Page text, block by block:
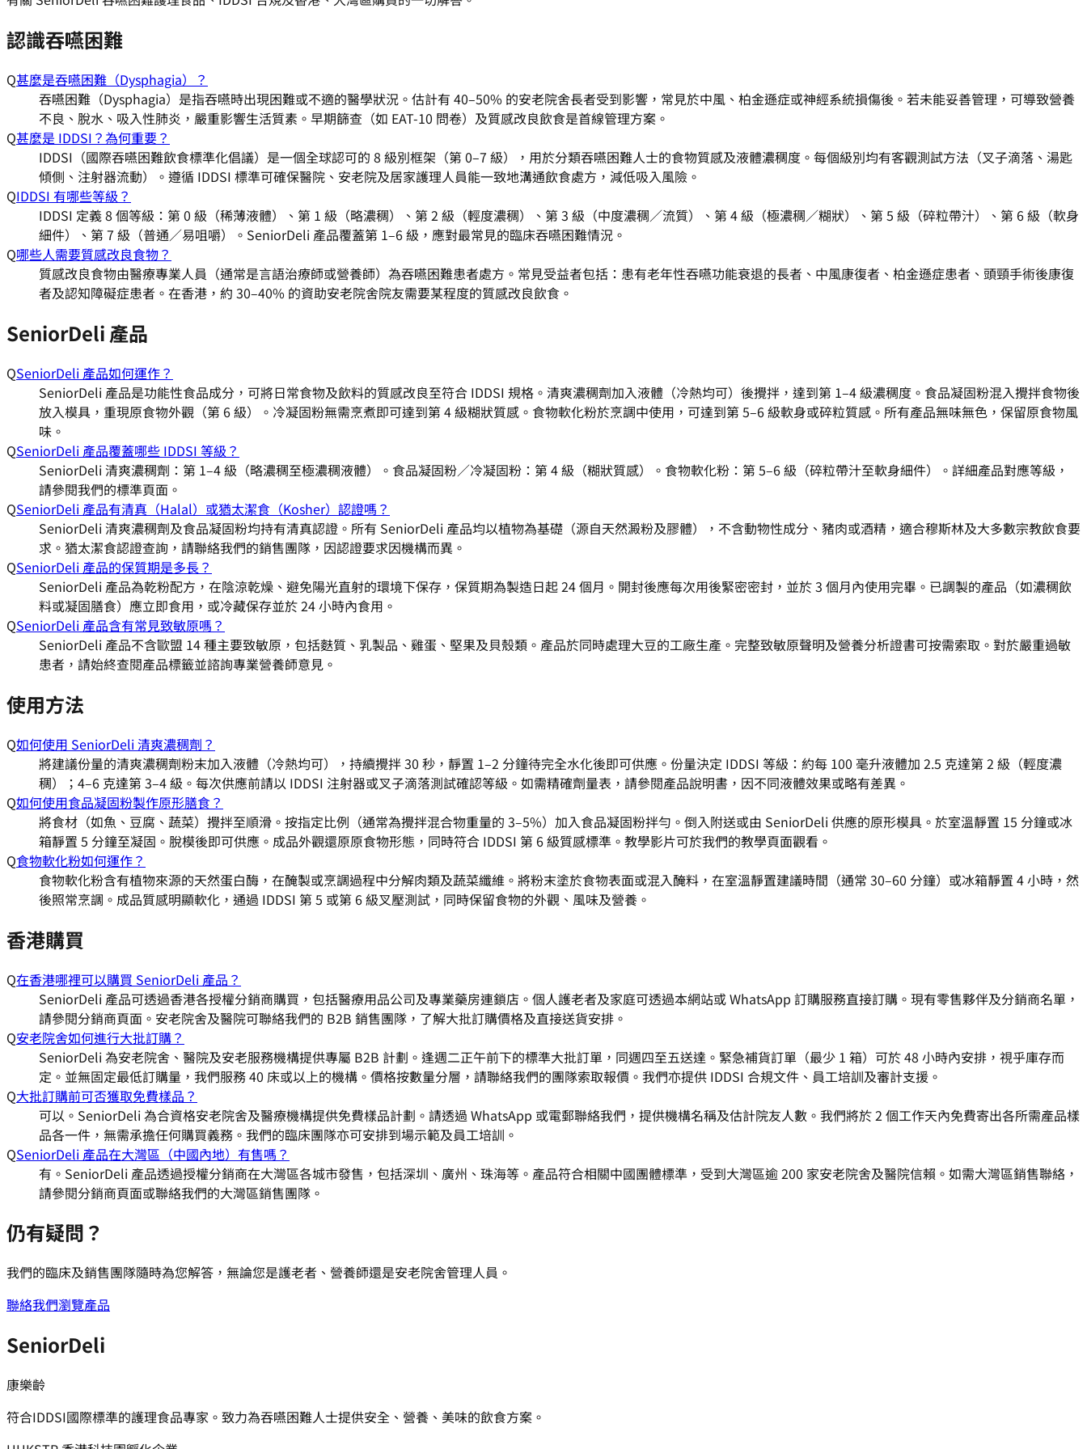
認識吞嚥困難
Q甚麼是吞嚥困難（Dysphagia）？
吞嚥困難（Dysphagia）是指吞嚥時出現困難或不適的醫學狀況。估計有 40–50% 的安老院舍長者受到影響，常見於中風、柏金遜症或神經系統損傷後。若未能妥善管理，可導致營養
不良、脫水、吸入性肺炎，嚴重影響生活質素。早期篩查（如 EAT-10 問卷）及質感改良飲食是首線管理方案。
Q甚麼是 IDDSI？為何重要？
IDDSI（國際吞嚥困難飲食標準化倡議）是一個全球認可的 8 級別框架（第 0–7 級），用於分類吞嚥困難人士的食物質感及液體濃稠度。每個級別均有客觀測試方法（叉子滴落、湯匙
傾側、注射器流動）。遵循 IDDSI 標準可確保醫院、安老院及居家護理人員能一致地溝通飲食處方，減低吸入風險。
QIDDSI 有哪些等級？
IDDSI 定義 8 個等級：第 0 級（稀薄液體）、第 1 級（略濃稠）、第 2 級（輕度濃稠）、第 3 級（中度濃稠／流質）、第 4 級（極濃稠／糊狀）、第 5 級（碎粒帶汁）、第 6 級（軟身
細件）、第 7 級（普通／易咀嚼）。SeniorDeli 產品覆蓋第 1–6 級，應對最常見的臨床吞嚥困難情況。
Q哪些人需要質感改良食物？
質感改良食物由醫療專業人員（通常是言語治療師或營養師）為吞嚥困難患者處方。常見受益者包括：患有老年性吞嚥功能衰退的長者、中風康復者、柏金遜症患者、頭頸手術後康復
者及認知障礙症患者。在香港，約 30–40% 的資助安老院舍院友需要某程度的質感改良飲食。
SeniorDeli 產品
QSeniorDeli 產品如何運作？
SeniorDeli 產品是功能性食品成分，可將日常食物及飲料的質感改良至符合 IDDSI 規格。清爽濃稠劑加入液體（冷熱均可）後攪拌，達到第 1–4 級濃稠度。食品凝固粉混入攪拌食物後
放入模具，重現原食物外觀（第 6 級）。冷凝固粉無需烹煮即可達到第 4 級糊狀質感。食物軟化粉於烹調中使用，可達到第 5–6 級軟身或碎粒質感。所有產品無味無色，保留原食物風
味。
QSeniorDeli 產品覆蓋哪些 IDDSI 等級？
SeniorDeli 清爽濃稠劑：第 1–4 級（略濃稠至極濃稠液體）。食品凝固粉／冷凝固粉：第 4 級（糊狀質感）。食物軟化粉：第 5–6 級（碎粒帶汁至軟身細件）。詳細產品對應等級，
請參閱我們的標準頁面。
QSeniorDeli 產品有清真（Halal）或猶太潔食（Kosher）認證嗎？
SeniorDeli 清爽濃稠劑及食品凝固粉均持有清真認證。所有 SeniorDeli 產品均以植物為基礎（源自天然澱粉及膠體），不含動物性成分、豬肉或酒精，適合穆斯林及大多數宗教飲食要
求。猶太潔食認證查詢，請聯絡我們的銷售團隊，因認證要求因機構而異。
QSeniorDeli 產品的保質期是多長？
SeniorDeli 產品為乾粉配方，在陰涼乾燥、避免陽光直射的環境下保存，保質期為製造日起 24 個月。開封後應每次用後緊密密封，並於 3 個月內使用完畢。已調製的產品（如濃稠飲
料或凝固膳食）應立即食用，或冷藏保存並於 24 小時內食用。
QSeniorDeli 產品含有常見致敏原嗎？
SeniorDeli 產品不含歐盟 14 種主要致敏原，包括麩質、乳製品、雞蛋、堅果及貝殼類。產品於同時處理大豆的工廠生產。完整致敏原聲明及營養分析證書可按需索取。對於嚴重過敏
患者，請始終查閱產品標籤並諮詢專業營養師意見。
使用方法
Q如何使用 SeniorDeli 清爽濃稠劑？
將建議份量的清爽濃稠劑粉末加入液體（冷熱均可），持續攪拌 30 秒，靜置 1–2 分鐘待完全水化後即可供應。份量決定 IDDSI 等級：約每 100 毫升液體加 2.5 克達第 2 級（輕度濃
稠）；4–6 克達第 3–4 級。每次供應前請以 IDDSI 注射器或叉子滴落測試確認等級。如需精確劑量表，請參閱產品說明書，因不同液體效果或略有差異。
Q如何使用食品凝固粉製作原形膳食？
將食材（如魚、豆腐、蔬菜）攪拌至順滑。按指定比例（通常為攪拌混合物重量的 3–5%）加入食品凝固粉拌勻。倒入附送或由 SeniorDeli 供應的原形模具。於室溫靜置 15 分鐘或冰
箱靜置 5 分鐘至凝固。脫模後即可供應。成品外觀還原原食物形態，同時符合 IDDSI 第 6 級質感標準。教學影片可於我們的教學頁面觀看。
Q食物軟化粉如何運作？
食物軟化粉含有植物來源的天然蛋白酶，在醃製或烹調過程中分解肉類及蔬菜纖維。將粉末塗於食物表面或混入醃料，在室溫靜置建議時間（通常 30–60 分鐘）或冰箱靜置 4 小時，然
後照常烹調。成品質感明顯軟化，通過 IDDSI 第 5 或第 6 級叉壓測試，同時保留食物的外觀、風味及營養。
香港購買
Q在香港哪裡可以購買 SeniorDeli 產品？
SeniorDeli 產品可透過香港各授權分銷商購買，包括醫療用品公司及專業藥房連鎖店。個人護老者及家庭可透過本網站或 WhatsApp 訂購服務直接訂購。現有零售夥伴及分銷商名單，
請參閱分銷商頁面。安老院舍及醫院可聯絡我們的 B2B 銷售團隊，了解大批訂購價格及直接送貨安排。
Q安老院舍如何進行大批訂購？
SeniorDeli 為安老院舍、醫院及安老服務機構提供專屬 B2B 計劃。逢週二正午前下的標準大批訂單，同週四至五送達。緊急補貨訂單（最少 1 箱）可於 48 小時內安排，視乎庫存而
定。並無固定最低訂購量，我們服務 40 床或以上的機構。價格按數量分層，請聯絡我們的團隊索取報價。我們亦提供 IDDSI 合規文件、員工培訓及審計支援。
Q大批訂購前可否獲取免費樣品？
可以。SeniorDeli 為合資格安老院舍及醫療機構提供免費樣品計劃。請透過 WhatsApp 或電郵聯絡我們，提供機構名稱及估計院友人數。我們將於 2 個工作天內免費寄出各所需產品樣
品各一件，無需承擔任何購買義務。我們的臨床團隊亦可安排到場示範及員工培訓。
QSeniorDeli 產品在大灣區（中國內地）有售嗎？
有。SeniorDeli 產品透過授權分銷商在大灣區各城市發售，包括深圳、廣州、珠海等。產品符合相關中國團體標準，受到大灣區逾 200 家安老院舍及醫院信賴。如需大灣區銷售聯絡，
請參閱分銷商頁面或聯絡我們的大灣區銷售團隊。
仍有疑問？
我們的臨床及銷售團隊隨時為您解答，無論您是護老者、營養師還是安老院舍管理人員。
聯絡我們瀏覽產品
SeniorDeli
康樂齡
符合IDDSI國際標準的護理食品專家。致力為吞嚥困難人士提供安全、營養、美味的飲食方案。